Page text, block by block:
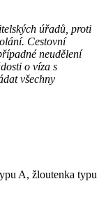
úřadů, proti
Cestovní
neudělení
o víza s
všechny
A, žloutenka typu